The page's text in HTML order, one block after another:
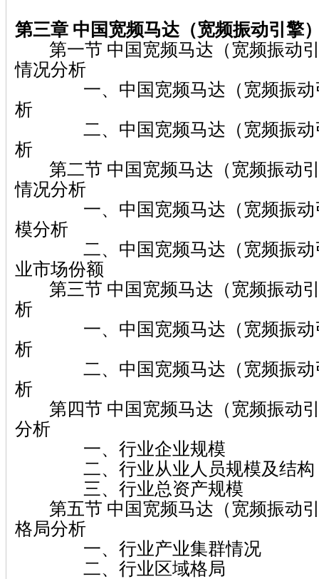
第三章 中国宽频马达（宽频振动引擎
第一节 中国宽频马达（宽频振动
情况分析
一、中国宽频马达（宽频振动
析
二、中国宽频马达（宽频振动
析
第二节 中国宽频马达（宽频振动
情况分析
一、中国宽频马达（宽频振动
模分析
二、中国宽频马达（宽频振动
业市场份额
第三节 中国宽频马达（宽频振动
析
一、中国宽频马达（宽频振动
析
二、中国宽频马达（宽频振动
析
第四节 中国宽频马达（宽频振动
分析
一、行业企业规模
二、行业从业人员规模及结构
三、行业总资产规模
第五节 中国宽频马达（宽频振动
格局分析
一、行业产业集群情况
二、行业区域格局